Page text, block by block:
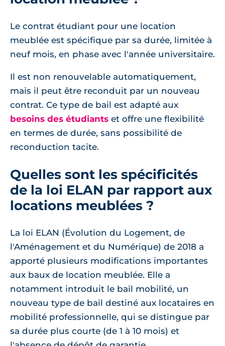
Le contrat étudiant pour une location
meublée est spécifique par sa durée, limitée à
neuf mois, en phase avec l'année universitaire.
Il est non renouvelable automatiquement,
mais il peut être reconduit par un nouveau
contrat. Ce type de bail est adapté aux
besoins des étudiants et offre une flexibilité
en termes de durée, sans possibilité de
reconduction tacite.
Quelles sont les spécificités
de la loi ELAN par rapport aux
locations meublées ?
La loi ELAN (Évolution du Logement, de
l'Aménagement et du Numérique) de 2018 a
apporté plusieurs modifications importantes
aux baux de location meublée. Elle a
notamment introduit le bail mobilité, un
nouveau type de bail destiné aux locataires en
mobilité professionnelle, qui se distingue par
sa durée plus courte (de 1 à 10 mois) et